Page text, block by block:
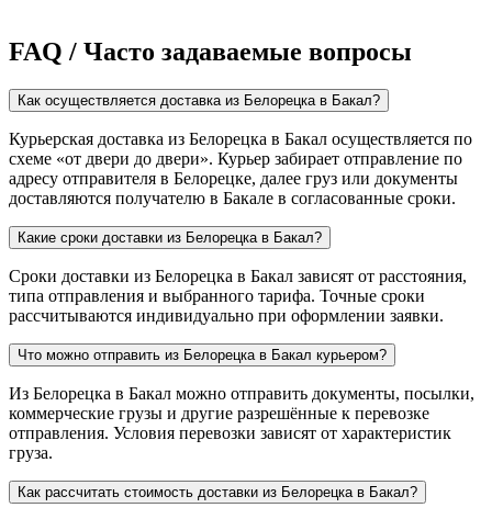
FAQ / Часто задаваемые вопросы
Как осуществляется доставка из Белорецка в Бакал?
Курьерская доставка из Белорецка в Бакал осуществляется по
схеме «от двери до двери». Курьер забирает отправление по
адресу отправителя в Белорецке, далее груз или документы
доставляются получателю в Бакале в согласованные сроки.
Какие сроки доставки из Белорецка в Бакал?
Сроки доставки из Белорецка в Бакал зависят от расстояния,
типа отправления и выбранного тарифа. Точные сроки
рассчитываются индивидуально при оформлении заявки.
Что можно отправить из Белорецка в Бакал курьером?
Из Белорецка в Бакал можно отправить документы, посылки,
коммерческие грузы и другие разрешённые к перевозке
отправления. Условия перевозки зависят от характеристик
груза.
Как рассчитать стоимость доставки из Белорецка в Бакал?